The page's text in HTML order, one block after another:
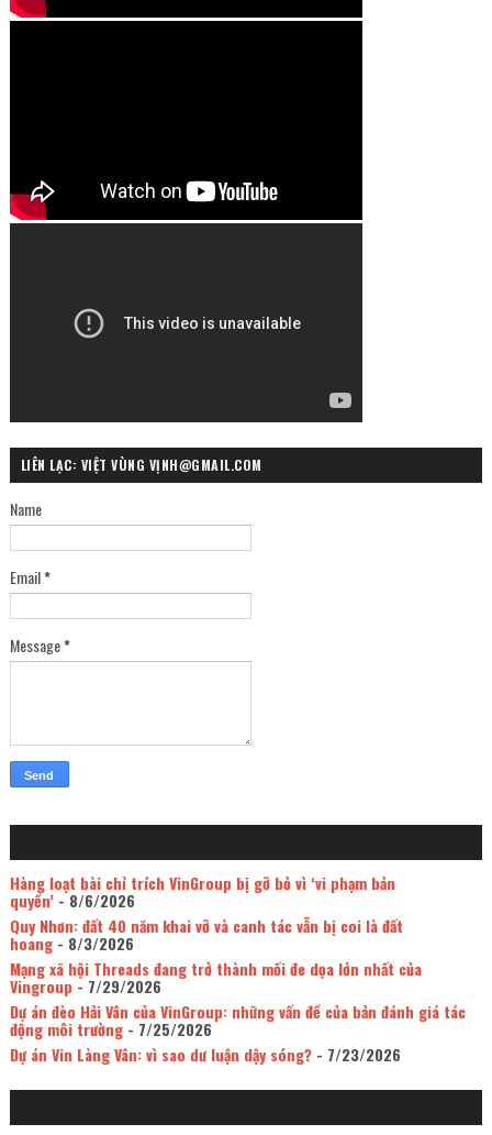
LIÊN LẠC: VIỆT VÙNG VỊNH@GMAIL.COM
Name
Email*
Message*
Hàng loạt bài chỉ trích VinGroup bị gỡ bỏ vì ‘vi phạm bản
quyền’- 8/6/2026
Quy Nhơn: đất 40 năm khai vỡ và canh tác vẫn bị coi là đất
hoang- 8/3/2026
Mạng xã hội Threads đang trở thành mối đe dọa lớn nhất của
Vingroup - 7/29/2026
Dự án đèo Hải Vân của VinGroup: những vấn đề của bản đánh giá tác
động môi trường- 7/25/2026
Dự án Vin Làng Vân: vì sao dư luận dậy sóng?- 7/23/2026